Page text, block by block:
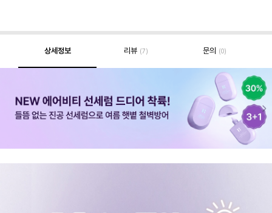
상세정보 리뷰 (7) 문의 (0)